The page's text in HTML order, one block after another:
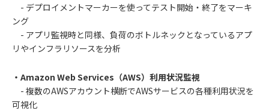
- デプロイメントマーカーを使ってテスト開始・終了をマーキ
ング
- アプリ監視時と同様、負荷のボトルネックとなっているアプ
リやインフラリソースを分析
・Amazon Web Services（AWS）利用状況監視
- 複数のAWSアカウント横断でAWSサービスの各種利用状況を
可視化